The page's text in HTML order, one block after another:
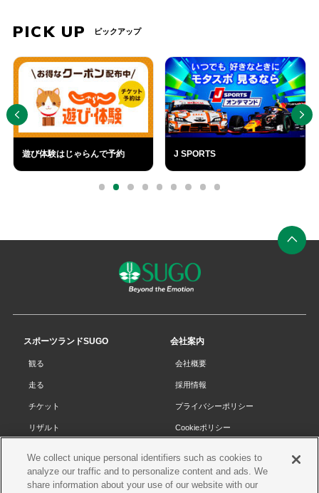
PICK UP ピックアップ
遊び体験はじゃらんで予約
外
J SPORTS
外
部
0 1 2 3 4 5 6 7 8
PREV NEXT
の
スポーツランドSUGO
観る
走る
チケット
リザルト
SUGOで遊ぼう
会社案内
会社概要
採用情報
プライバシーポリシー
Cookieポリシー
お問い合わせ
We collect unique personal identifiers such as cookies to
analyze our traffic and to personalize content and ads. We
share information about your use of our website with our